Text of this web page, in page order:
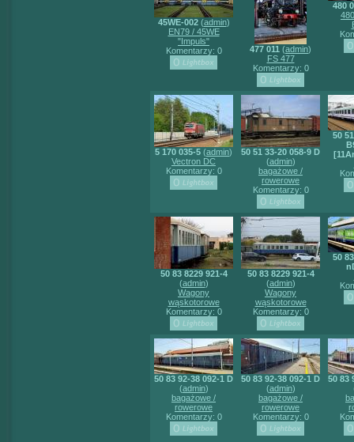
45WE-002(admin)
EN79 / 45WE
"Impuls"
Komentarzy: 0
477 011 (admin)
FS 477
Komentarzy: 0
480
5 170 035-5 (admin)
Vectron DC
Komentarzy: 0
50 51 33-20 058-9 D
(admin)
bagażowe /
rowerowe
Komentarzy: 0
50
50 83 8229 921-4
(admin)
Wagony
wąskotorowe
Komentarzy: 0
50 83 8229 921-4
(admin)
Wagony
wąskotorowe
Komentarzy: 0
50
50 83 92-38 092-1 D
(admin)
bagażowe /
rowerowe
Komentarzy: 0
50 83 92-38 092-1 D
(admin)
bagażowe /
rowerowe
Komentarzy: 0
50 83